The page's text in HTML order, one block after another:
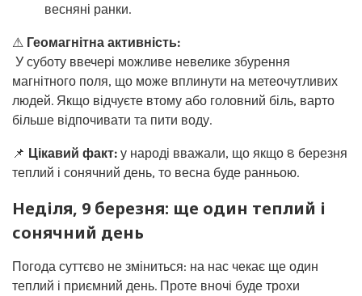
весняні ранки.
⚠ Геомагнітна активність:
У суботу ввечері можливе невелике збурення
магнітного поля, що може вплинути на метеочутливих
людей. Якщо відчуєте втому або головний біль, варто
більше відпочивати та пити воду.
📌 Цікавий факт: у народі вважали, що якщо 8 березня
теплий і сонячний день, то весна буде ранньою.
Неділя, 9 березня: ще один теплий і
сонячний день
Погода суттєво не зміниться: на нас чекає ще один
теплий і приємний день. Проте вночі буде трохи